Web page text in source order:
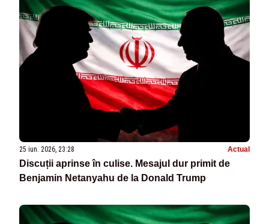
25 iun. 2026, 23:28 Actual
Discuții aprinse în culise. Mesajul dur primit de
Benjamin Netanyahu de la Donald Trump